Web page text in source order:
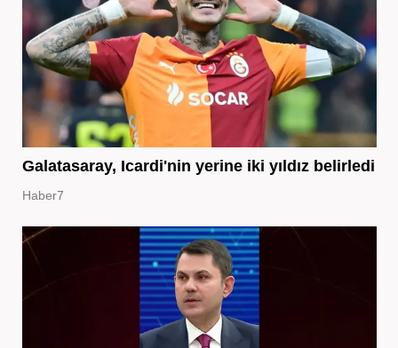
Galatasaray, Icardi'nin yerine iki yıldız belirledi
Haber7